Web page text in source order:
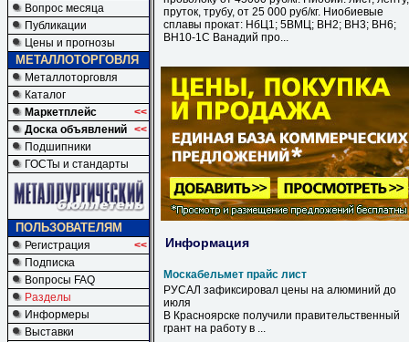
Вопрос месяца
Публикации
Цены и прогнозы
МЕТАЛЛОТОРГОВЛЯ
Металлоторговля
Каталог
Маркетплейс
<<
Доска объявлений <<
Подшипники
ГОСТы и стандарты
ПОЛЬЗОВАТЕЛЯМ
Регистрация
<<
Подписка
Вопросы FAQ
Разделы
Информеры
Выставки
пруток, трубу, от 25 000 руб/кг. Ниобиевые
сплавы прокат: НбЦ1; 5ВМЦ; ВН2; ВН3; ВН6;
ВН10-1С Ванадий про...
Информация
Москабельмет прайс лист
РУСАЛ зафиксировал цены на алюминий до
июля
В Красноярске получили правительственный
грант на работу в ...